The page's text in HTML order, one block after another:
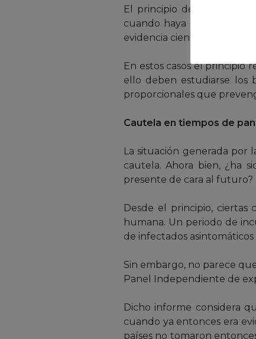
El principio de cautela
cuando haya motivos de
evidencia científica
En estos casos el principio
ello deben estudiarse los
proporcionales que
Cautela en tiempos de
La situación generada por
cautela. Ahora bien, ¿ha
presente de cara al futuro?
Desde el principio,
humana. Un periodo de
de infectados
Sin embargo, no parece
Panel Independiente de
Dicho informe considera
cuando ya entonces era
países no tomaron